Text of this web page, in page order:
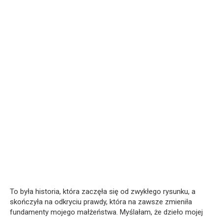
To była historia, która zaczęła się od zwykłego rysunku, a
skończyła na odkryciu prawdy, która na zawsze zmieniła
fundamenty mojego małżeństwa. Myślałam, że dzieło mojej